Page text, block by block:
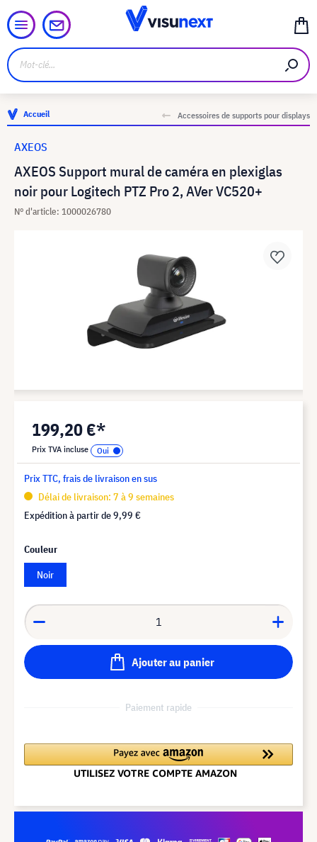
Accueil Accessoires de supports pour displays
AXEOS Support mural de caméra en plexiglas
noir pour Logitech PTZ Pro 2, AVer VC520+
N° d'article: 1000026780
AXEOS
199,20 €*
Prix TVA incluse
Prix TTC, frais de livraison en sus
Délai de livraison: 7 à 9 semaines
Expédition à partir de9,99 €
Couleur
Noir
Ajouter au panier
Paiement rapide